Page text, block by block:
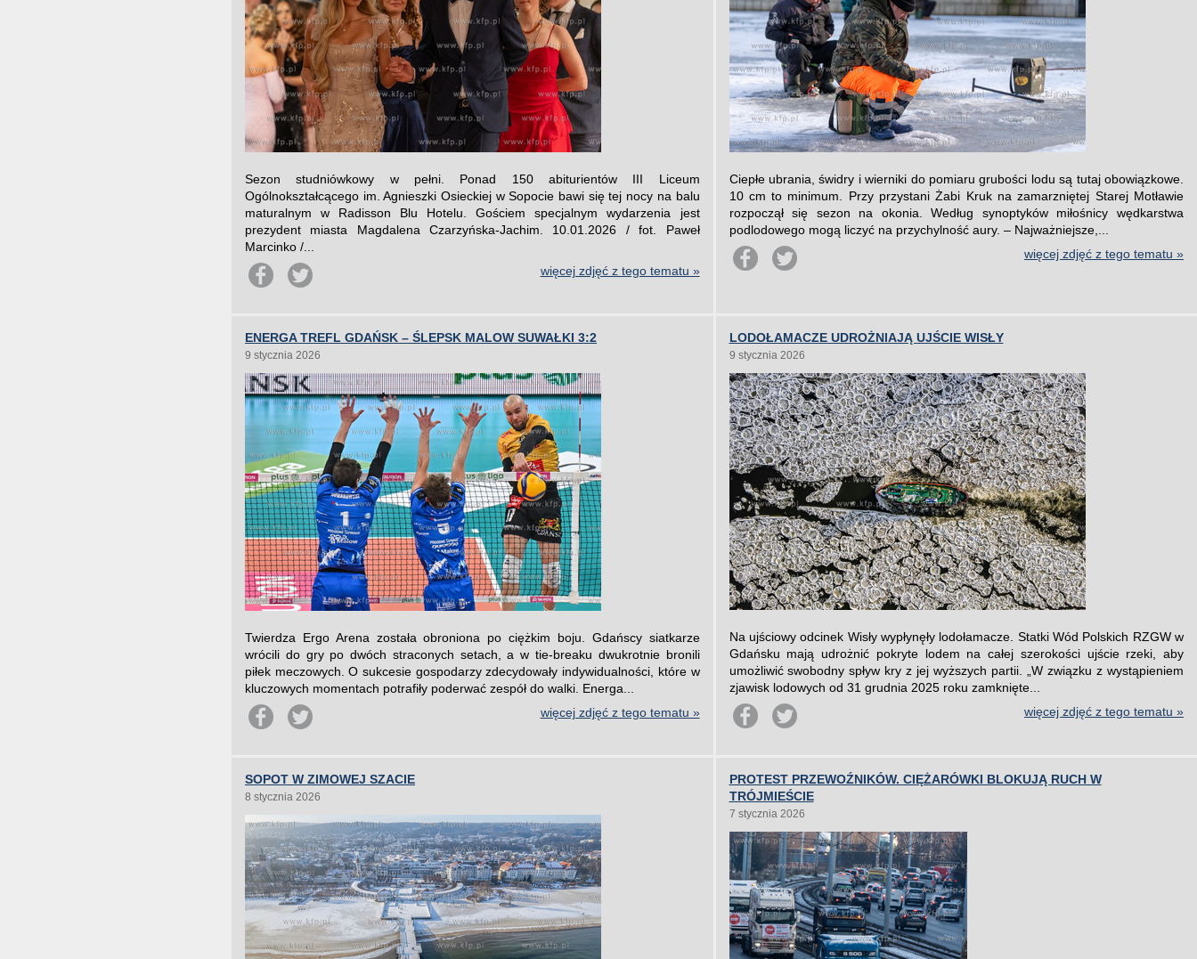
Sezon studniówkowy w pełni. Ponad 150 abiturientów III Liceum
Ogólnokształcącego im. Agnieszki Osieckiej w Sopocie bawi się tej nocy na balu
maturalnym w Radisson Blu Hotelu. Gościem specjalnym wydarzenia jest
prezydent miasta Magdalena Czarzyńska-Jachim. 10.01.2026 / fot. Paweł
Marcinko /...
więcej zdjęć z tego tematu »
Ciepłe ubrania, świdry i wierniki do pomiaru grubości lodu są tutaj obowiązkowe.
10 cm to minimum. Przy przystani Żabi Kruk na zamarzniętej Starej Motławie
rozpoczął się sezon na okonia. Według synoptyków miłośnicy wędkarstwa
podlodowego mogą liczyć na przychylność aury. – Najważniejsze,...
więcej zdjęć z tego tematu »
ENERGA TREFL GDAŃSK – ŚLEPSK MALOW SUWAŁKI 3:2
9 stycznia 2026
Twierdza Ergo Arena została obroniona po ciężkim boju. Gdańscy siatkarze
wrócili do gry po dwóch straconych setach, a w tie-breaku dwukrotnie bronili
piłek meczowych. O sukcesie gospodarzy zdecydowały indywidualności, które w
kluczowych momentach potrafiły poderwać zespół do walki. Energa...
więcej zdjęć z tego tematu »
LODOŁAMACZE UDROŻNIAJĄ UJŚCIE WISŁY
9 stycznia 2026
Na ujściowy odcinek Wisły wypłynęły lodołamacze. Statki Wód Polskich RZGW w
Gdańsku mają udrożnić pokryte lodem na całej szerokości ujście rzeki, aby
umożliwić swobodny spływ kry z jej wyższych partii. „W związku z wystąpieniem
zjawisk lodowych od 31 grudnia 2025 roku zamknięte...
więcej zdjęć z tego tematu »
SOPOT W ZIMOWEJ SZACIE
8 stycznia 2026
PROTEST PRZEWOŹNIKÓW. CIĘŻARÓWKI BLOKUJĄ RUCH W
TRÓJMIEŚCIE
7 stycznia 2026